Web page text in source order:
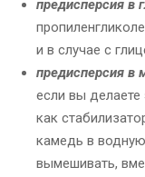
предисперсия в
и в случае с
предисперсия в
если вы
как
камедь в
вымешивать,